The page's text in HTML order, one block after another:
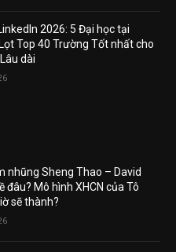
2026: 5 Đại học tại
Top 40 Trường Tốt nhất cho
dài
nhũng Sheng Thao – David
đâu? Mô hình XHCN của Tô
sẽ thành?